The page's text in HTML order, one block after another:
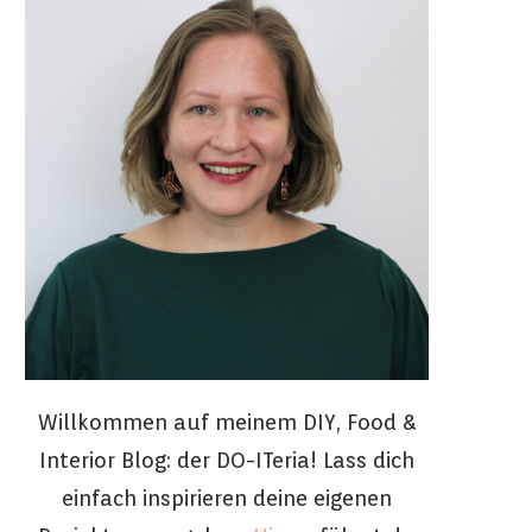
Willkommen auf meinem DIY, Food &
Interior Blog: der DO-ITeria! Lass dich
einfach inspirieren deine eigenen